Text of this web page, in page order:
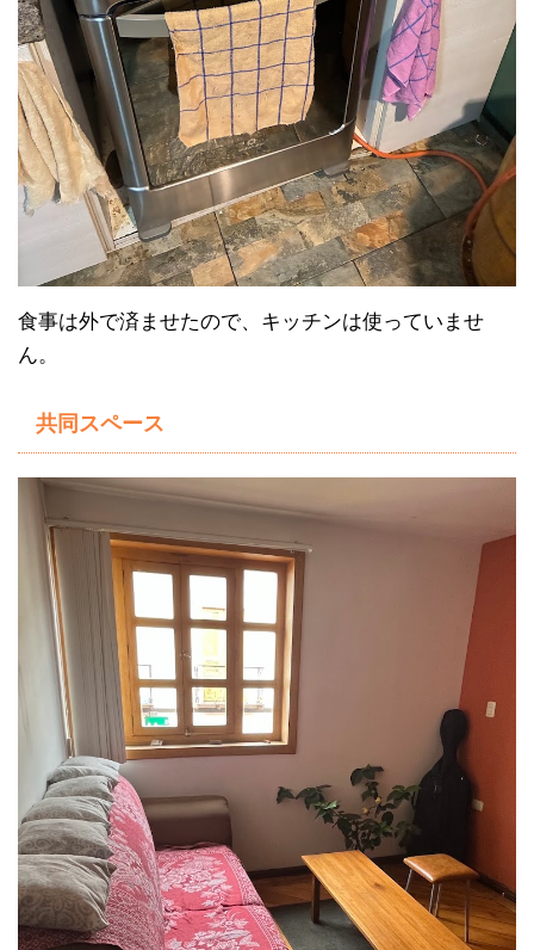
食事は外で済ませたので、キッチンは使っていませ
ん。
共同スペース